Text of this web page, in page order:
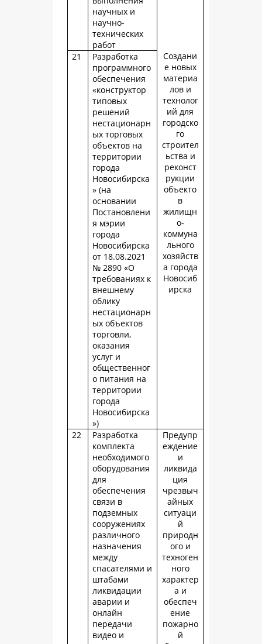
научных и
научно-
технических
работ
Создани
е новых
материа
лов и
технолог
ий для
городско
го
строител
ьства и
реконст
рукции
объекто
в
жилищн
о-
коммуна
льного
хозяйств
а города
Новосиб
ирска
21
Разработка
программного
обеспечения
«конструктор
типовых
решений
нестационарн
ых торговых
объектов на
территории
города
Новосибирска
» (на
основании
Постановлени
я мэрии
города
Новосибирска
от 18.08.2021
№ 2890 «О
требованиях к
внешнему
облику
нестационарн
ых объектов
торговли,
оказания
услуг и
общественног
о питания на
территории
города
Новосибирска
»)
22
Разработка
комплекта
необходимого
оборудования
для
обеспечения
связи в
подземных
сооружениях
различного
назначения
между
спасателями и
штабами
ликвидации
аварии и
онлайн
передачи
видео и
Предупр
еждение
и
ликвида
ция
чрезвыч
айных
ситуаци
й
природн
ого и
техноген
ного
характер
а и
обеспеч
ение
пожарно
й